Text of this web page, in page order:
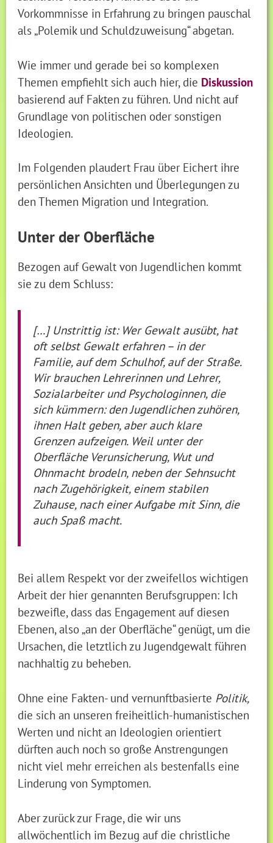
Vorkommnisse in Erfahrung zu bringen pauschal
als „Polemik und Schuldzuweisung“ abgetan.
Wie immer und gerade bei so komplexen
Themen empfiehlt sich auch hier, die Diskussion
basierend auf Fakten zu führen. Und nicht auf
Grundlage von politischen oder sonstigen
Ideologien.
Im Folgenden plaudert Frau über Eichert ihre
persönlichen Ansichten und Überlegungen zu
den Themen Migration und Integration.
Unter der Oberfläche
Bezogen auf Gewalt von Jugendlichen kommt
sie zu dem Schluss:
[…] Unstrittig ist: Wer Gewalt ausübt, hat
oft selbst Gewalt erfahren – in der
Familie, auf dem Schulhof, auf der Straße.
Wir brauchen Lehrerinnen und Lehrer,
Sozialarbeiter und Psychologinnen, die
sich kümmern: den Jugendlichen zuhören,
ihnen Halt geben, aber auch klare
Grenzen aufzeigen. Weil unter der
Oberfläche Verunsicherung, Wut und
Ohnmacht brodeln, neben der Sehnsucht
nach Zugehörigkeit, einem stabilen
Zuhause, nach einer Aufgabe mit Sinn, die
auch Spaß macht.
Bei allem Respekt vor der zweifellos wichtigen
Arbeit der hier genannten Berufsgruppen: Ich
bezweifle, dass das Engagement auf diesen
Ebenen, also „an der Oberfläche“ genügt, um die
Ursachen, die letztlich zu Jugendgewalt führen
nachhaltig zu beheben.
Ohne eine Fakten- und vernunftbasierte Politik,
die sich an unseren freiheitlich-humanistischen
Werten und nicht an Ideologien orientiert
dürften auch noch so große Anstrengungen
nicht viel mehr erreichen als bestenfalls eine
Linderung von Symptomen.
Aber zurück zur Frage, die wir uns
allwöchentlich im Bezug auf die christliche